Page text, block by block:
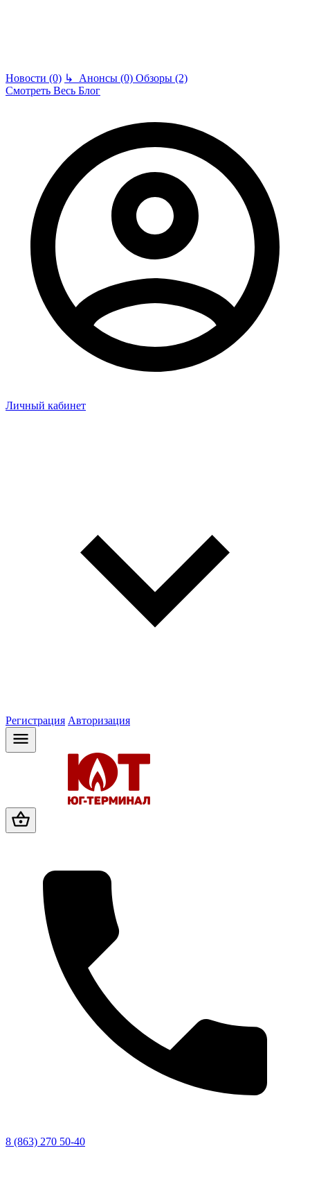
Новости (0) ↳ Анонсы (0) Обзоры (2)
Смотреть Весь Блог
Личный кабинет
Регистрация Авторизация
8 (863) 270 50-40